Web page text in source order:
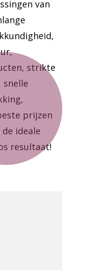
van
strikte
snelle
prijzen
ideale
resultaat!